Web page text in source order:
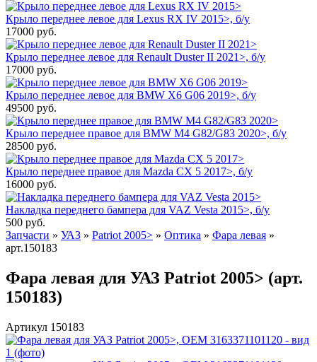
Крыло переднее левое для Lexus RX IV 2015>, б/у
17000 руб.
Крыло переднее левое для Renault Duster II 2021>, б/у
17000 руб.
Крыло переднее левое для BMW X6 G06 2019>, б/у
49500 руб.
Крыло переднее правое для BMW M4 G82/G83 2020>, б/у
28500 руб.
Крыло переднее правое для Mazda CX 5 2017>, б/у
16000 руб.
Накладка переднего бампера для VAZ Vesta 2015>, б/у
500 руб.
Запчасти » УАЗ » Patriot 2005> » Оптика » Фара левая »
арт.150183
Фара левая для УАЗ Patriot 2005> (арт.
150183)
Артикул 150183